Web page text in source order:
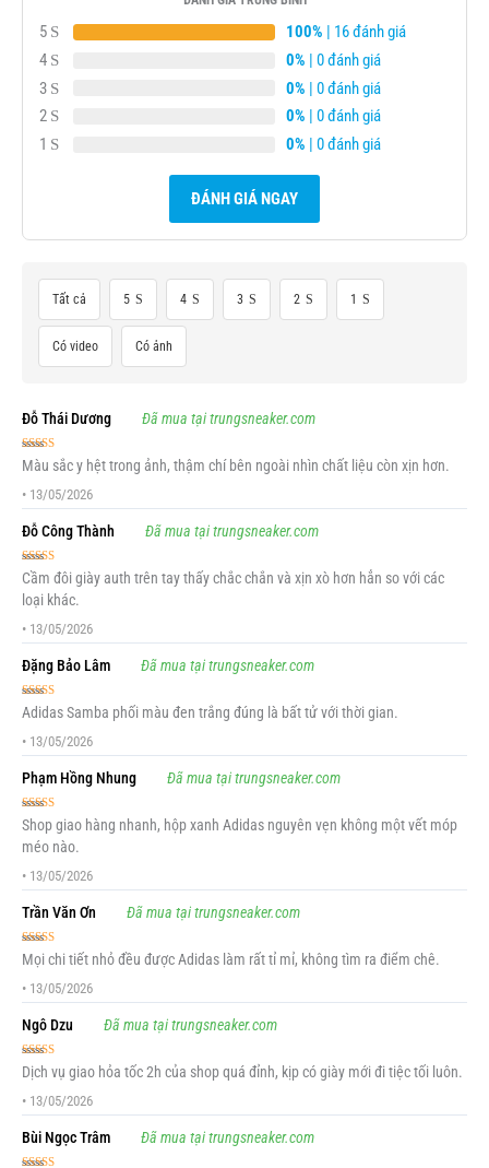
5 100% | 16 đánh giá
4
0% | 0 đánh giá
3
0% | 0 đánh giá
2
0% | 0 đánh giá
1
0% | 0 đánh giá
ĐÁNH GIÁ NGAY
Tất cả 5 4 3 2 1
Có video Có ảnh
Đỗ Thái Dương Đã mua tại trungsneaker.com
Được xếp
hạng 55 sao
Màu sắc y hệt trong ảnh, thậm chí bên ngoài nhìn chất liệu còn xịn hơn.
• 13/05/2026
Đỗ Công Thành Đã mua tại trungsneaker.com
Được xếp
hạng 55 sao
Cầm đôi giày auth trên tay thấy chắc chắn và xịn xò hơn hẳn so với các
loại khác.
• 13/05/2026
Đặng Bảo Lâm Đã mua tại trungsneaker.com
Được xếp
hạng55 sao
Adidas Samba phối màu đen trắng đúng là bất tử với thời gian.
• 13/05/2026
Phạm Hồng Nhung Đã mua tại trungsneaker.com
Được xếp
hạng55 sao
Shop giao hàng nhanh, hộp xanh Adidas nguyên vẹn không một vết móp
méo nào.
• 13/05/2026
Trần Văn Ơn Đã mua tại trungsneaker.com
Được xếp
hạng55 sao
Mọi chi tiết nhỏ đều được Adidas làm rất tỉ mỉ, không tìm ra điểm chê.
• 13/05/2026
Ngô Dzu Đã mua tại trungsneaker.com
Được xếp
hạng 5 5 sao
Dịch vụ giao hỏa tốc 2h của shop quá đỉnh, kịp có giày mới đi tiệc tối luôn.
• 13/05/2026
Bùi Ngọc Trâm Đã mua tại trungsneaker.com